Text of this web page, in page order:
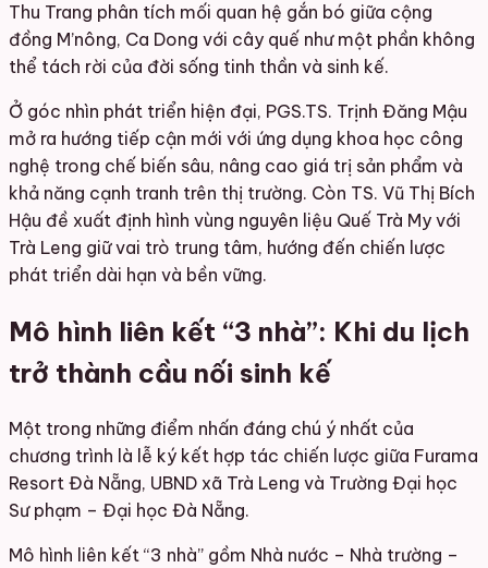
Thu Trang phân tích mối quan hệ gắn bó giữa cộng
đồng M’nông, Ca Dong với cây quế như một phần không
thể tách rời của đời sống tinh thần và sinh kế.
Ở góc nhìn phát triển hiện đại, PGS.TS. Trịnh Đăng Mậu
mở ra hướng tiếp cận mới với ứng dụng khoa học công
nghệ trong chế biến sâu, nâng cao giá trị sản phẩm và
khả năng cạnh tranh trên thị trường. Còn TS. Vũ Thị Bích
Hậu đề xuất định hình vùng nguyên liệu Quế Trà My với
Trà Leng giữ vai trò trung tâm, hướng đến chiến lược
phát triển dài hạn và bền vững.
Mô hình liên kết “3 nhà”: Khi du lịch
trở thành cầu nối sinh kế
Một trong những điểm nhấn đáng chú ý nhất của
chương trình là lễ ký kết hợp tác chiến lược giữa Furama
Resort Đà Nẵng, UBND xã Trà Leng và Trường Đại học
Sư phạm – Đại học Đà Nẵng.
Mô hình liên kết “3 nhà” gồm Nhà nước – Nhà trường –